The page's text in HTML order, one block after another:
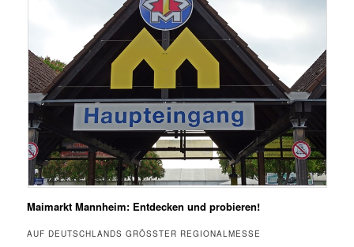
Maimarkt Mannheim: Entdecken und probieren!
AUF DEUTSCHLANDS GRÖSSTER REGIONALMESSE P